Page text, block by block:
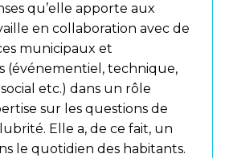
qu’elle apporte aux
en collaboration avec de
municipaux et
(événementiel, technique,
etc.) dans un rôle
sur les questions de
Elle a, de ce fait, un
le quotidien des habitants.